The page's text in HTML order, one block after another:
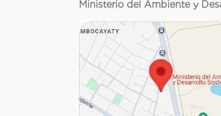
Ministerio del Ambiente y